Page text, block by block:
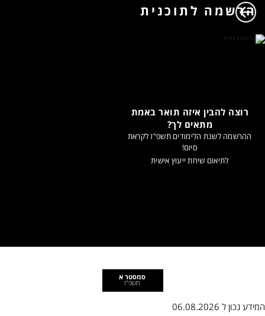
הרשמה לתוכנית
רוצה להבין איזה תואר באמת
מתאים לך?
ההרשמה לשנת הלימודים תשפ"ז לקראת
סיום!
לתיאום שיחת ייעוץ אישית
סמסטר א
תשפ"ז
המידע נכון ל 06.08.2026